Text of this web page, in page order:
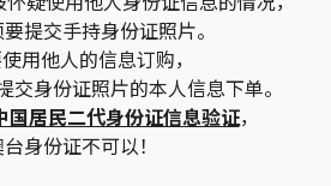
提交手持身份证照片。
用他人的信息订购，
交身份证照片的本人信息下单。
国居民二代身份证信息验证，
身份证不可以！